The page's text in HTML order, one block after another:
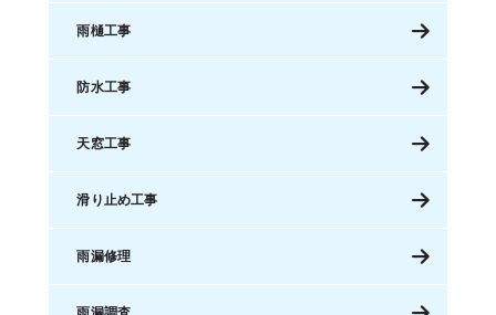
雨樋工事
防水工事
天窓工事
滑り止め工事
雨漏修理